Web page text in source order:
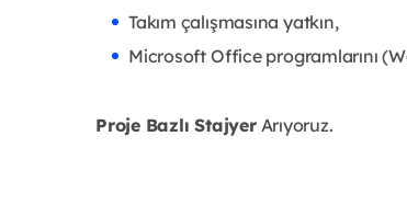
Takım çalışmasına yatkın,
Microsoft Office programlarını
Proje Bazlı StajyerArıyoruz.